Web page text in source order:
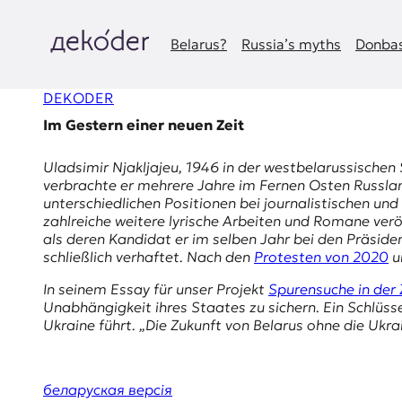
springen
Belarus? Russia’s myths
DEKODER
Im Gestern einer neuen Zeit
Uladsimir Njakljajeu, 1946 in der
verbrachte er mehrere Jahre im Fernen Osten
unterschiedlichen Positionen bei journalistischen
zahlreiche weitere lyrische Arbeiten und Romane
als deren Kandidat er im selben Jahr bei den
schließlich verhaftet. Nach den Protesten von 2020
In seinem Essay für unser Projekt Spurensuche in der
Unabhängigkeit ihres Staates zu sichern. Ein
Ukraine führt. „Die Zukunft von Belarus ohne die
беларуская версія